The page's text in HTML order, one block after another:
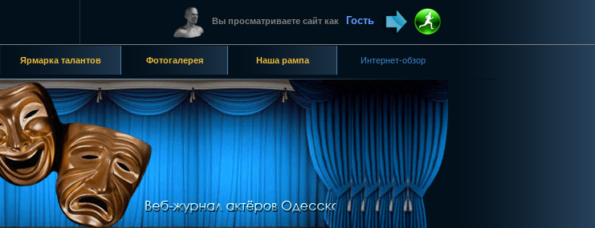
Вы просматриваете сайт как Гость
Ярмарка талантов Фотогалерея Наша рампа Интернет-обзор